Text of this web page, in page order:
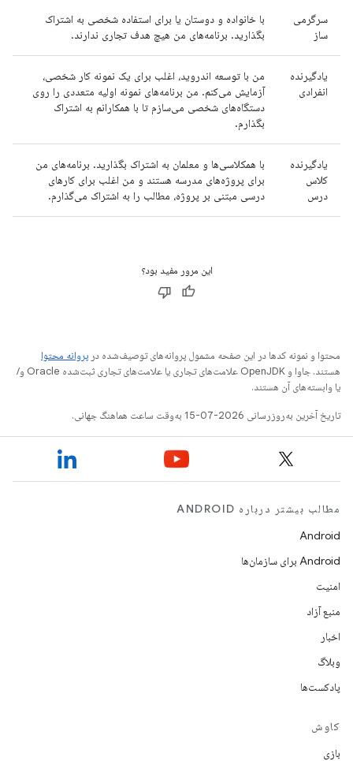
سرگرمی
ساز
با خانواده و دوستان یا برای استفاده شخصی به اشتراک
بگذارید. برنامه‌های من هیچ هدف تجاری ندارند.
یادگیرنده
انفرادی
من با توسعه اندروید، اغلب برای یک نمونه کار شخصی،
آزمایش می‌کنم. من برنامه‌های نمونه اولیه متعددی را روی
دستگاه‌های شخصی می‌سازم تا با همکارانم به اشتراک
بگذارم.
یادگیرنده
کلاس
درس
با همکلاسی‌ها و معلمان به اشتراک بگذارید. برنامه‌های من
برای پروژه‌های مدرسه هستند و من اغلب برای کارهای
درسی مبتنی بر پروژه، مطالب را به اشتراک می‌گذارم.
این مرور مفید بود؟
محتوا و نمونه کدها در این صفحه مشمول پروانه‌های توصیف‌شده در پروانه محتوا
هستند. جاوا و OpenJDK علامت‌های تجاری یا علامت‌های تجاری ثبت‌شده Oracle و/
یا وابسته‌های آن هستند.
تاریخ آخرین به‌روزرسانی 2026-07-15 به‌وقت ساعت هماهنگ جهانی.
مطالب بیشتر درباره ANDROID
Android
Android برای سازمان‌ها
امنیت
منبع آزاد
اخبار
وبلاگ
پادکست‌ها
کاوش
بازی